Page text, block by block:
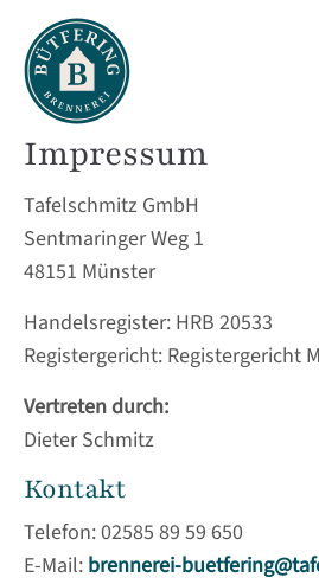
Login
Benutzername
Passwort
Anmelden
Register Lost your password?
Support
Lorem ipsum dolor sit amet:
Impressum
Tafelschmitz GmbH
Sentmaringer Weg 1
48151 Münster
Handelsregister: HRB 20533
Registergericht: Registergericht
Vertreten durch:
Dieter Schmitz
Kontakt
Telefon: 02585 89 59 650
E-Mail: brennerei-